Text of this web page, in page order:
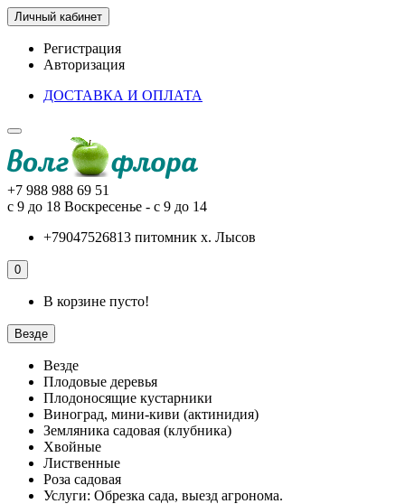
Личный кабинет
Регистрация
Авторизация
ДОСТАВКА И ОПЛАТА
+7 988 988 69 51
с 9 до 18 Воскресенье - с 9 до 14
+79047526813 питомник х. Лысов
0
В корзине пусто!
Везде
Везде
Плодовые деревья
Плодоносящие кустарники
Виноград, мини-киви (актинидия)
Земляника садовая (клубника)
Хвойные
Лиственные
Роза садовая
Услуги: Обрезка сада, выезд агронома.